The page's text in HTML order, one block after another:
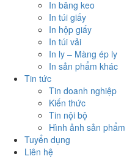
In băng keo
In túi giấy
In hộp giấy
In túi vải
In ly – Màng ép ly
In sản phẩm khác
Tin tức
Tin doanh nghiệp
Kiến thức
Tin nội bộ
Hình ảnh sản phẩm
Tuyển dụng
Liên hệ